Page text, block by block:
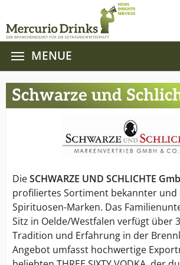
MENUE
Schwarze und
DieSCHWARZE UND SCHLICHTE
profiliertes Sortiment bekannter
Spirituosen-Marken. Das
Sitz in Oelde/Westfalen verfügt über
Tradition und Erfahrung in der
Angebot umfasst hochwertige